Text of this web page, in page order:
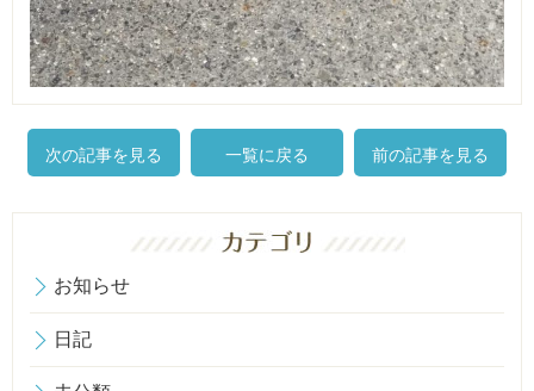
次の記事を見る 一覧に戻る 前の記事を見る
お知らせ
日記